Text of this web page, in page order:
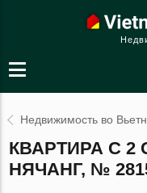
Недвижимость во
КВАРТИРА С
НЯЧАНГ, №